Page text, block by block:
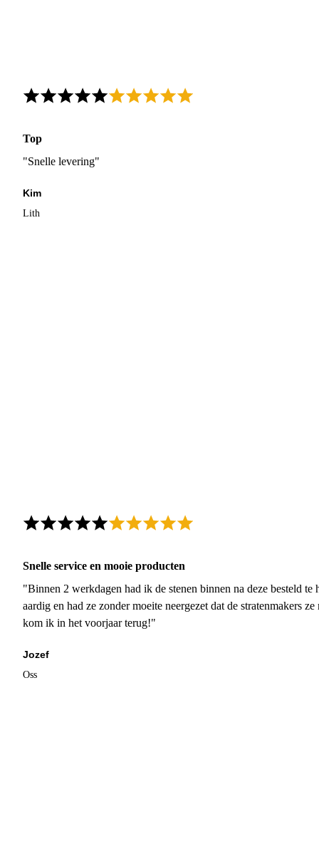
Top
"Snelle levering"
Kim
Lith
Snelle service en mooie producten
"Binnen 2 werkdagen had ik de stenen binnen na deze besteld
aardig en had ze zonder moeite neergezet dat de stratenmakers
kom ik in het voorjaar terug!"
Jozef
Oss